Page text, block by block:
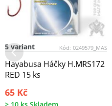
Kód: 0249579_MAS
5 variant
Hayabusa Háčky H.MRS172
RED 15 ks
65 Kč